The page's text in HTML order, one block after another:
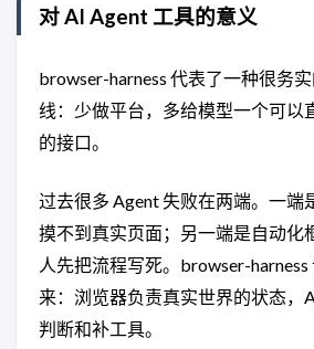
对 AI Agent 工具的意义
browser-harness 代表了一种很务
线：少做平台，多给模型一个可以
的接口。
过去很多 Agent 失败在两端。一端
摸不到真实页面；另一端是自动化
人先把流程写死。browser-
来：浏览器负责真实世界的状态，
判断和补工具。